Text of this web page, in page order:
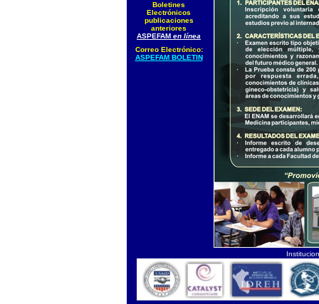
Boletines
Electrónicos
publicaciones
anteriores
ASPEFAM en línea
Correo Electrónico:
ASPEFAM BOLETIN